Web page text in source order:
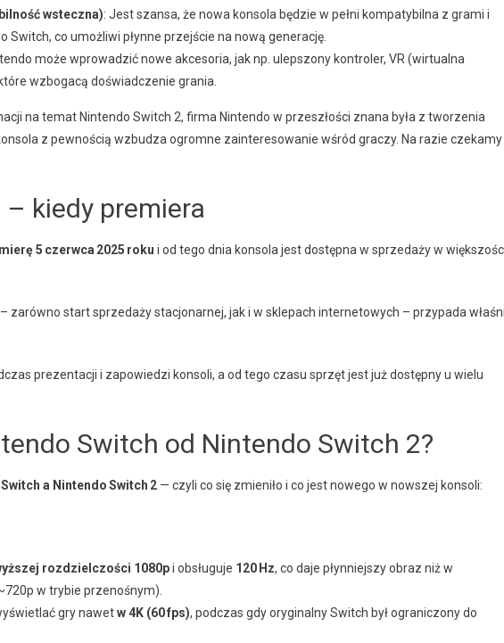
wsteczna): Jest szansa, że nowa konsola będzie w pełni kompatybilna z grami i
Switch, co umożliwi płynne przejście na nową generację.
może wprowadzić nowe akcesoria, jak np. ulepszony kontroler, VR (wirtualna
wzbogacą doświadczenie grania.
na temat Nintendo Switch 2, firma Nintendo w przeszłości znana była z tworzenia
z pewnością wzbudza ogromne zainteresowanie wśród graczy. Na razie czekamy
kiedy premiera
5 czerwca 2025 roku i od tego dnia konsola jest dostępna w sprzedaży w
– zarówno start sprzedaży stacjonarnej, jak i w sklepach internetowych – przypada
prezentacji i zapowiedzi konsoli, a od tego czasu sprzęt jest już dostępny u wielu
Switch od Nintendo Switch 2?
a Nintendo Switch 2 — czyli co się zmieniło i co jest nowego w nowszej konsoli:
rozdzielczości 1080pi obsługuje 120 Hz, co daje płynniejszy obraz niż w
w trybie przenośnym).
gry nawetw 4K (60 fps), podczas gdy oryginalny Switch był ograniczony do